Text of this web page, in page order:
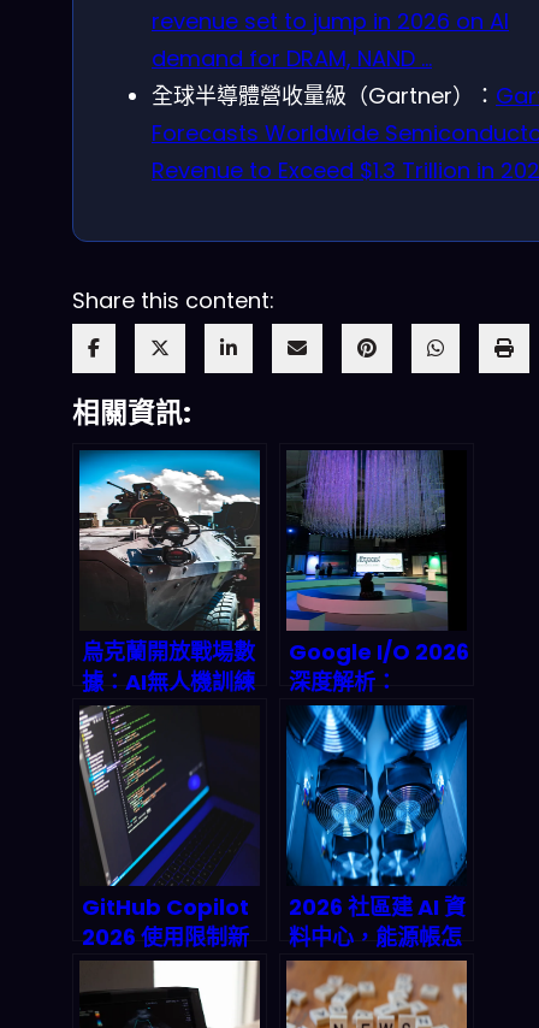
revenue set to jump in 2026 on AI
demand for DRAM, NAND …
全球半導體營收量級（Gartner）：
Forecasts Worldwide
Revenue to Exceed $1.3 Trillion in
Share this content:
相關資訊:
烏克蘭開放戰場數
據：AI無人機訓練
的「黑色黃金」時
代來了？
Google I/O 2026
深度解析：
Agentic
Workflow 會徹底
顛覆你的 n8n 與
量化交易串流嗎？
GitHub Copilot
2026 使用限制新
規範：Usage
Units 怎麼算？工
2026 社區建 AI 資
料中心，能源帳怎
麼算？
Manitowoc 縣的